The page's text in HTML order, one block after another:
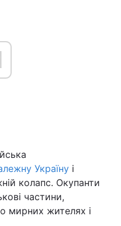
Україну і
колапс. Окупанти
частини,
мирних жителях і